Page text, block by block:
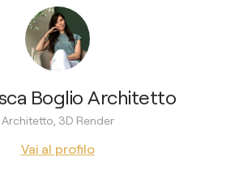
Boglio Architetto
Architetto, 3D Render
Vai al profilo